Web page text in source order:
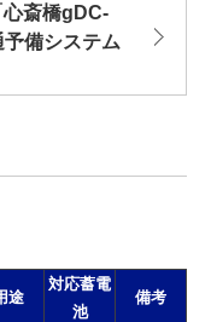
斎橋gDC-
予備システム
途
対応蓄電
池
備考